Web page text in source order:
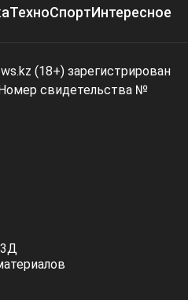
ТехноСпортИнтересное
(18+) зарегистрирован
свидетельства №
3Д